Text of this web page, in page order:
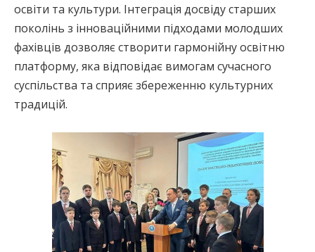
освіти та культури. Інтеграція досвіду старших
поколінь з інноваційними підходами молодших
фахівців дозволяє створити гармонійну освітню
платформу, яка відповідає вимогам сучасного
суспільства та сприяє збереженню культурних
традицій.